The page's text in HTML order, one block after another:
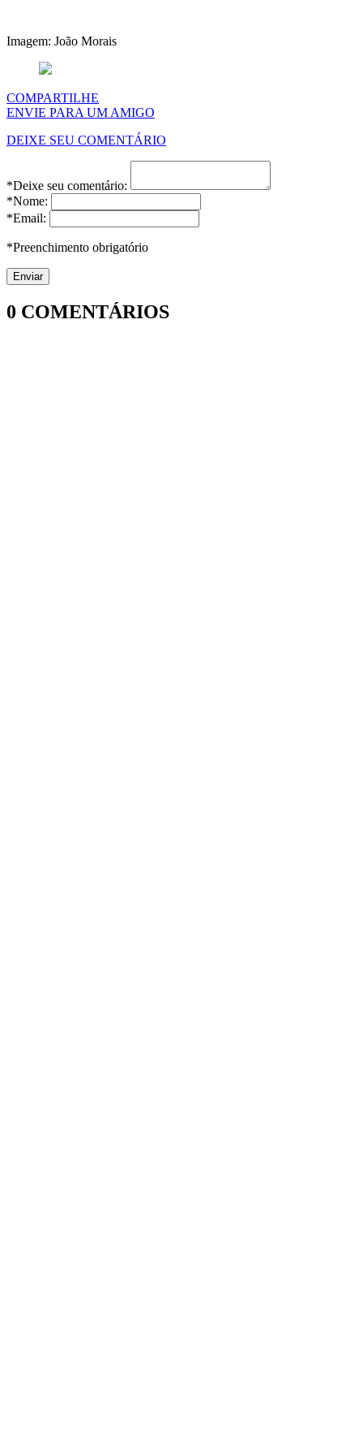
Imagem: João Morais
COMPARTILHE
ENVIE PARA UM AMIGO
DEIXE SEU COMENTÁRIO
*Deixe seu comentário:
*Nome:
*Email:
*Preenchimento obrigatório
0 COMENTÁRIOS